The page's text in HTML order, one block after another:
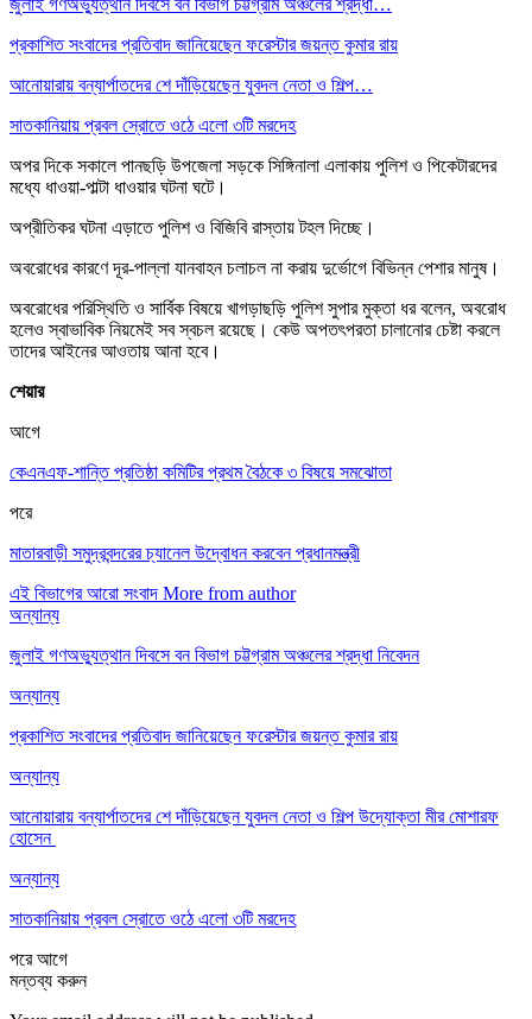
প্রকাশিত সংবাদের প্রতিবাদ জানিয়েছেন ফরেস্টার জয়ন্ত কুমার রায়
আনোয়ারায় বন্যার্পাতদের শে দাঁড়িয়েছেন যুবদল নেতা ও শিল্প…
সাতকানিয়ায় প্রবল স্রোতে ওঠে এলো ৩টি মরদেহ
অপর দিকে সকালে পানছড়ি উপজেলা সড়কে সিঙ্গিনালা এলাকায় পুলিশ ও পিকেটারদের
মধ্যে ধাওয়া-পাল্টা ধাওয়ার ঘটনা ঘটে।
অপ্রীতিকর ঘটনা এড়াতে পুলিশ ও বিজিবি রাস্তায় টহল দিচ্ছে।
অবরোধের কারণে দূর-পাল্লা যানবাহন চলাচল না করায় দুর্ভোগে বিভিন্ন পেশার মানুষ।
অবরোধের পরিস্থিতি ও সার্বিক বিষয়ে খাগড়াছড়ি পুলিশ সুপার মুক্তা ধর বলেন, অবরোধ
হলেও স্বাভাবিক নিয়মেই সব স্বচল রয়েছে। কেউ অপতৎপরতা চালানোর চেষ্টা করলে
তাদের আইনের আওতায় আনা হবে।
শেয়ার
আগে
কেএনএফ-শান্তি প্রতিষ্ঠা কমিটির প্রথম বৈঠকে ৩ বিষয়ে সমঝোতা
পরে
মাতারবাড়ী সমুদ্রবন্দরের চ্যানেল উদ্বোধন করবেন প্রধানমন্ত্রী
এই বিভাগের আরো সংবাদ More from author
অন্যান্য
জুলাই গণঅভ্যুত্থান দিবসে বন বিভাগ চট্টগ্রাম অঞ্চলের শ্রদ্ধা নিবেদন
অন্যান্য
প্রকাশিত সংবাদের প্রতিবাদ জানিয়েছেন ফরেস্টার জয়ন্ত কুমার রায়
অন্যান্য
আনোয়ারায় বন্যার্পাতদের শে দাঁড়িয়েছেন যুবদল নেতা ও শিল্প উদ্যোক্তা মীর মোশারফ
হোসেন ‎
অন্যান্য
সাতকানিয়ায় প্রবল স্রোতে ওঠে এলো ৩টি মরদেহ
পরেআগে
মন্তব্য করুন